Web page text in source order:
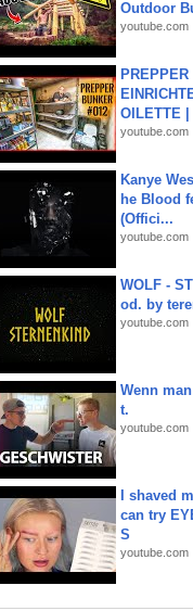
Outdoor
youtube.com
PREPPER
OILETTE |
youtube.com
Kanye
he Blood
(Offici...
youtube.com
WOLF -
od. by
youtube.com
Wenn
t.
youtube.com
I shaved
can try
S
youtube.com